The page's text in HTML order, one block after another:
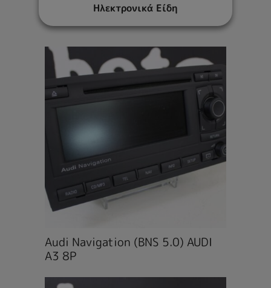
Ηλεκτρονικά Είδη
Audi Navigation (BNS 5.0) AUDI
A3 8P